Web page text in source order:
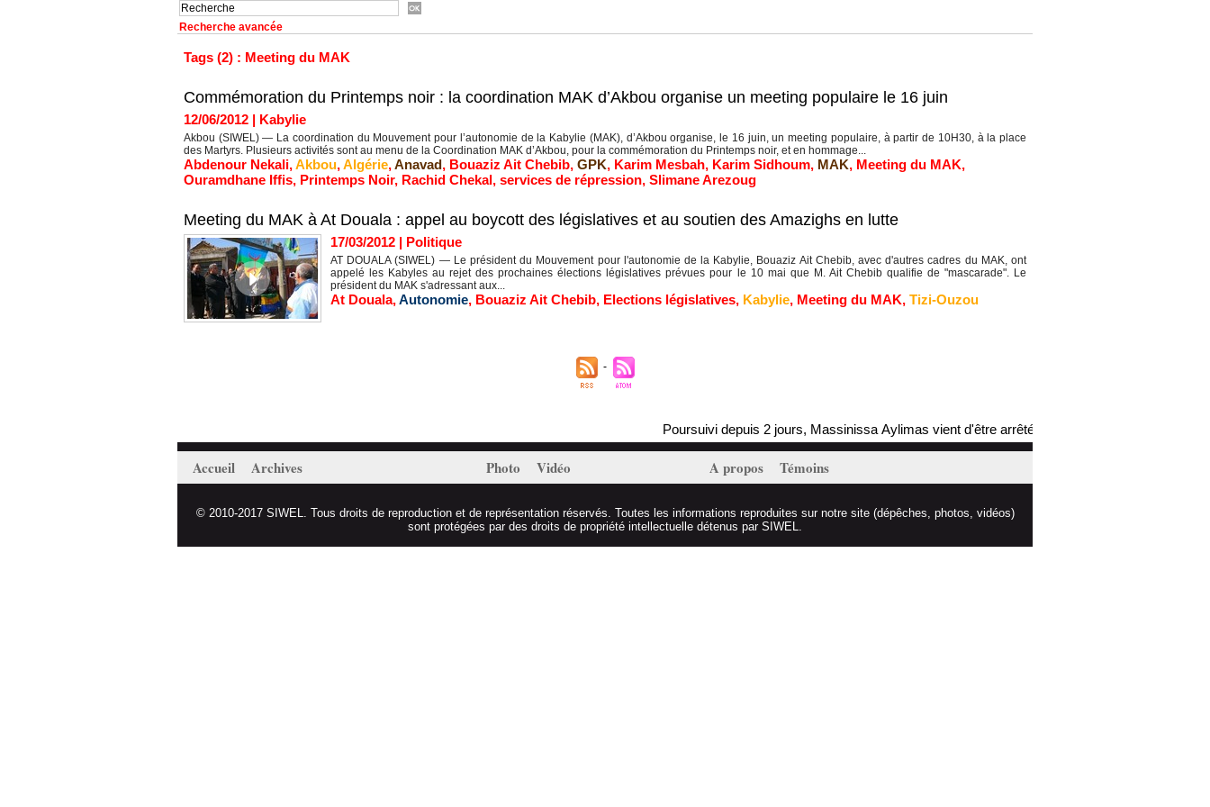
Recherche avancée
Tags (2) : Meeting du MAK
Commémoration du Printemps noir : la coordination MAK d’Akbou organise un meeting populaire le 16 juin
12/06/2012 | Kabylie
Akbou (SIWEL) — La coordination du Mouvement pour l’autonomie de la Kabylie (MAK), d’Akbou organise, le 16 juin, un meeting populaire, à partir de 10H30, à la place
des Martyrs. Plusieurs activités sont au menu de la Coordination MAK d’Akbou, pour la commémoration du Printemps noir, et en hommage...
Abdenour Nekali,Akbou,Algérie,Anavad, Bouaziz Ait Chebib, GPK, Karim Mesbah, Karim Sidhoum, MAK, Meeting du MAK,
Ouramdhane Iffis, Printemps Noir, Rachid Chekal, services de répression, Slimane Arezoug
Meeting du MAK à At Douala : appel au boycott des législatives et au soutien des Amazighs en lutte
17/03/2012 | Politique
AT DOUALA (SIWEL) — Le président du Mouvement pour l'autonomie de la Kabylie, Bouaziz Ait Chebib, avec d'autres cadres du MAK, ont
appelé les Kabyles au rejet des prochaines élections législatives prévues pour le 10 mai que M. Ait Chebib qualifie de "mascarade". Le
président du MAK s'adressant aux...
At Douala,Autonomie, Bouaziz Ait Chebib, Elections législatives, Kabylie, Meeting du MAK, Tizi-Ouzou
Poursuivi depuis 2 jours, Massinissa Aylimas vient d'être arrêté par les autorités coloniales (mis
Accueil Archives Photo Vidéo A propos Témoins
© 2010-2017 SIWEL. Tous droits de reproduction et de représentation réservés. Toutes les informations reproduites sur notre site (dépêches, photos, vidéos)
sont protégées par des droits de propriété intellectuelle détenus par SIWEL.